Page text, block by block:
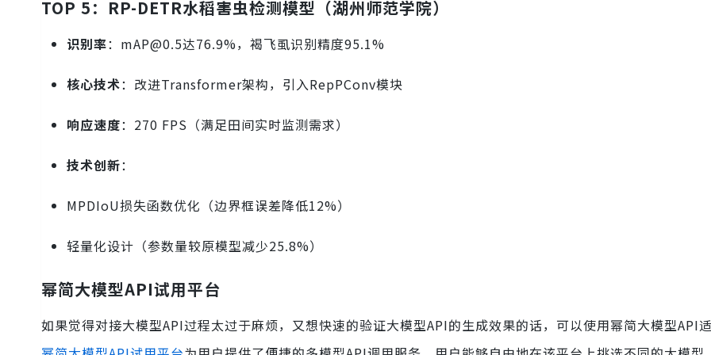
TOP 5：RP-DETR水稻害虫检测模型（湖州师范学院）
识别率：mAP@0.5达76.9%，褐飞虱识别精度95.1%
核心技术：改进Transformer架构，引入RepPConv模块
响应速度：270 FPS（满足田间实时监测需求）
技术创新：
MPDIoU损失函数优化（边界框误差降低12%）
轻量化设计（参数量较原模型减少25.8%）
幂简大模型API试用平台
如果觉得对接大模型API过程太过于麻烦，又想快速的验证大模型API的生成效果的话，可以使用幂简大模型API适